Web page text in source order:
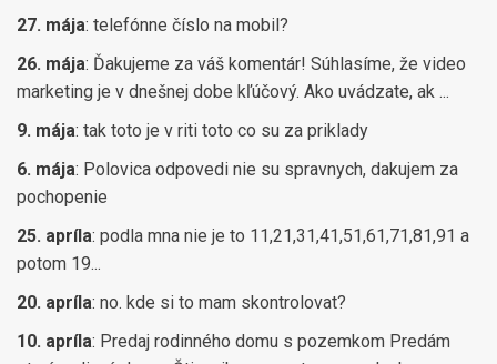
27. mája: telefónne číslo na mobil?
26. mája: Ďakujeme za váš komentár! Súhlasíme, že video
marketing je v dnešnej dobe kľúčový. Ako uvádzate, ak ...
9. mája: tak toto je v riti toto co su za priklady
6. mája: Polovica odpovedi nie su spravnych, dakujem za
pochopenie
25. apríla: podla mna nie je to 11,21,31,41,51,61,71,81,91 a
potom 19...
20. apríla: no. kde si to mam skontrolovat?
10. apríla: Predaj rodinného domu s pozemkom Predám